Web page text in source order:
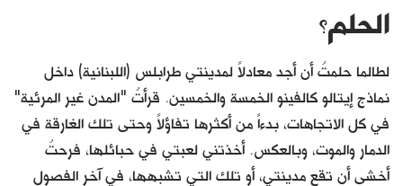
مواضيع
إفتتاحية
فكرة
دفاتر
بالصورة
الحلم؟
لطالما حلمتُ أن أجد معادلاً لمدينتي طرابلس (اللبنانية) داخل
نماذج إيتالو كالفينو الخمسة والخمسين. قرأتُ "المدن غير المرئية"
في كل الاتجاهات، بدءاً من أكثرها تفاؤلاً وحتى تلك الغارقة في
الدمار والموت، وبالعكس. أخذتني لعبتي في حبائلها، فرحتُ
أخشى أن تقع مدينتي، أو تلك التي تشبهها، في آخر الفصول